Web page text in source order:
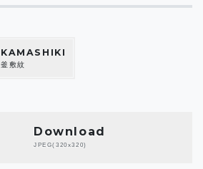
KAMASHIKI
釜敷紋
Download
JPEG(320x320)